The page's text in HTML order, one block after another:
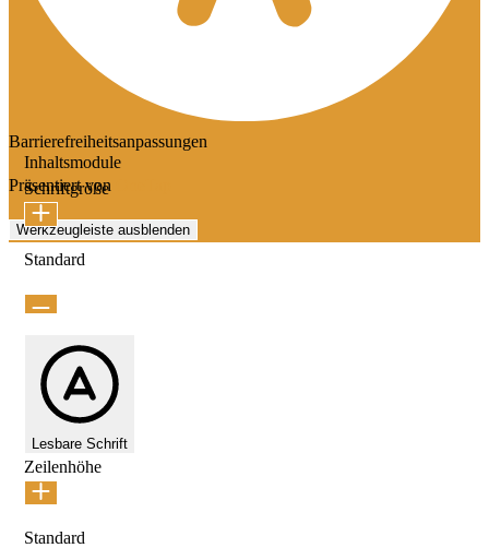
Barrierefreiheitsanpassungen
Präsentiert von
Werkzeugleiste ausblenden
Inhaltsmodule
Schriftgröße
Standard
Lesbare Schrift
Zeilenhöhe
Standard